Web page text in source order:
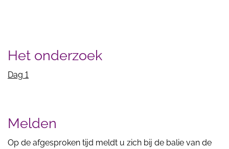
Het onderzoek
Dag 1
Melden
Op de afgesproken tijd meldt u zich bij de balie van de